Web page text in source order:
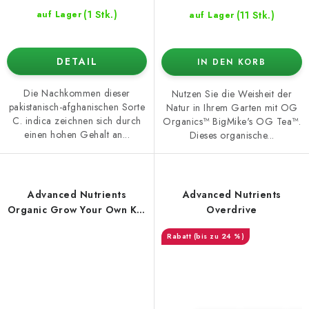
auf Lager (1 Stk.)
DETAIL
Die Nachkommen dieser
pakistanisch-afghanischen Sorte
C. indica zeichnen sich durch
einen hohen Gehalt an...
auf Lager (11 Stk.)
IN DEN KORB
Nutzen Sie die Weisheit der
Natur in Ihrem Garten mit OG
Organics™ BigMike's OG Tea™.
Dieses organische...
Advanced Nutrients
Organic Grow Your Own Kit,
Advanced Nutrients
Overdrive
(bis zu 24 %)